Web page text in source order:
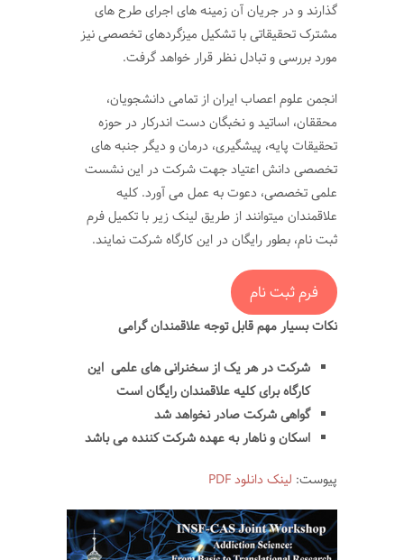
گذارند و در جریان آن زمینه های اجرای طرح های
مشترک تحقیقاتی با تشکیل میزگردهای تخصصی نیز
مورد بررسی و تبادل نظر قرار خواهد گرفت.
انجمن علوم اعصاب ایران از تمامی دانشجویان،
محققان، اساتید و نخبگان دست اندرکار در حوزه
تحقیقات پایه، پیشگیری، درمان و دیگر جنبه های
تخصصی دانش اعتیاد جهت شرکت در این نشست
علمی تخصصی، دعوت به عمل می آورد. کلیه
علاقمندان میتوانند از طریق لینک زیر با تکمیل فرم
ثبت نام، بطور رایگان در این کارگاه شرکت نمایند.
فرم ثبت نام
نکات بسیار مهم قابل توجه علاقمندان گرامی
شرکت در هر یک از سخنرانی های علمی این
کارگاه برای کلیه علاقمندان رایگان است
گواهی شرکت صادر نخواهد شد
اسکان و ناهار به عهده شرکت کننده می باشد
پیوست: لینک دانلود PDF